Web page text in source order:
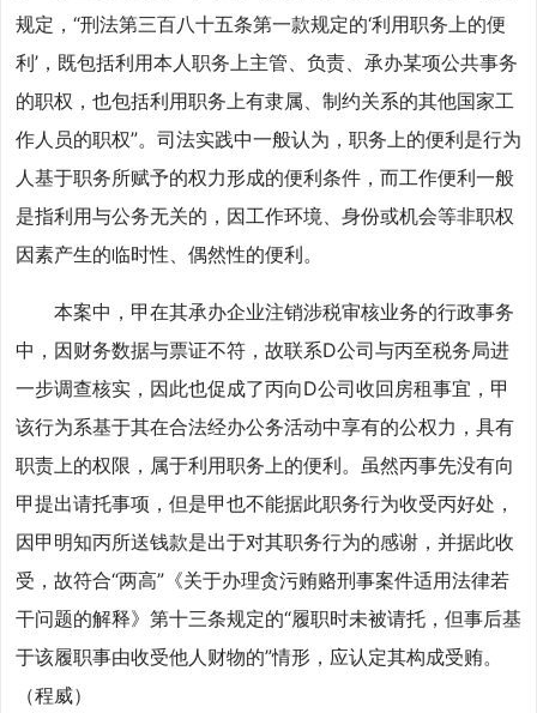
规定，“刑法第三百八十五条第一款规定的‘利用职务上的便
利’，既包括利用本人职务上主管、负责、承办某项公共事务
的职权，也包括利用职务上有隶属、制约关系的其他国家工
作人员的职权”。司法实践中一般认为，职务上的便利是行为
人基于职务所赋予的权力形成的便利条件，而工作便利一般
是指利用与公务无关的，因工作环境、身份或机会等非职权
因素产生的临时性、偶然性的便利。
本案中，甲在其承办企业注销涉税审核业务的行政事务
中，因财务数据与票证不符，故联系D公司与丙至税务局进
一步调查核实，因此也促成了丙向D公司收回房租事宜，甲
该行为系基于其在合法经办公务活动中享有的公权力，具有
职责上的权限，属于利用职务上的便利。虽然丙事先没有向
甲提出请托事项，但是甲也不能据此职务行为收受丙好处，
因甲明知丙所送钱款是出于对其职务行为的感谢，并据此收
受，故符合“两高”《关于办理贪污贿赂刑事案件适用法律若
干问题的解释》第十三条规定的“履职时未被请托，但事后基
于该履职事由收受他人财物的”情形，应认定其构成受贿。
（程威）